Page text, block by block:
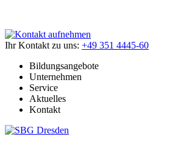
Ihr Kontakt zu uns: +49 351 4445-60
Bildungsangebote
Unternehmen
Service
Aktuelles
Kontakt